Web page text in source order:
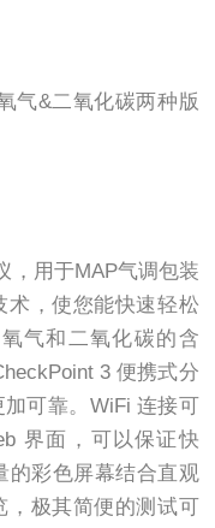
/氧气&二氧化碳两种版
，用于MAP气调包装
，使您能快速轻松
气和二氧化碳的含
CheckPoint 3 便携式分
可靠。WiFi 连接可
界面，可以保证快
质量的彩色屏幕结合直观
，极其简便的测试可